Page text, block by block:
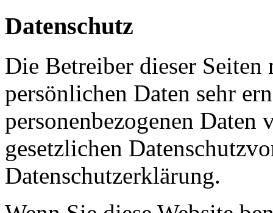
Datenschutz
Die Betreiber dieser Seiten
persönlichen Daten sehr
personenbezogenen Daten
gesetzlichen
Datenschutzerklärung.